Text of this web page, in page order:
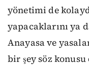
yönetimi de
yapacaklarını ya
Anayasa ve
bir şey söz